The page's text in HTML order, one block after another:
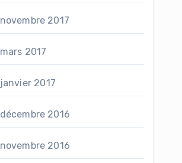
novembre 2017
mars 2017
janvier 2017
décembre 2016
novembre 2016